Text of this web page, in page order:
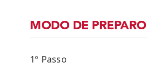
MODO DE PREPARO
1º Passo